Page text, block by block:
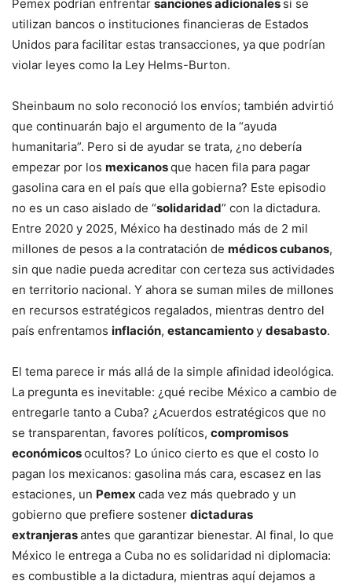
Pemex podrían enfrentar sanciones adicionales si se
utilizan bancos o instituciones financieras de Estados
Unidos para facilitar estas transacciones, ya que podrían
violar leyes como la Ley Helms-Burton.
Sheinbaum no solo reconoció los envíos; también advirtió
que continuarán bajo el argumento de la “ayuda
humanitaria”. Pero si de ayudar se trata, ¿no debería
empezar por los mexicanosque hacen fila para pagar
gasolina cara en el país que ella gobierna? Este episodio
no es un caso aislado de “solidaridad” con la dictadura.
Entre 2020 y 2025, México ha destinado más de 2 mil
millones de pesos a la contratación de médicos cubanos,
sin que nadie pueda acreditar con certeza sus actividades
en territorio nacional. Y ahora se suman miles de millones
en recursos estratégicos regalados, mientras dentro del
país enfrentamos inflación, estancamientoy desabasto.
El tema parece ir más allá de la simple afinidad ideológica.
La pregunta es inevitable: ¿qué recibe México a cambio de
entregarle tanto a Cuba? ¿Acuerdos estratégicos que no
se transparentan, favores políticos, compromisos
económicosocultos? Lo único cierto es que el costo lo
pagan los mexicanos: gasolina más cara, escasez en las
estaciones, un Pemex cada vez más quebrado y un
gobierno que prefiere sostener dictaduras
extranjerasantes que garantizar bienestar. Al final, lo que
México le entrega a Cuba no es solidaridad ni diplomacia:
es combustible a la dictadura, mientras aquí dejamos a